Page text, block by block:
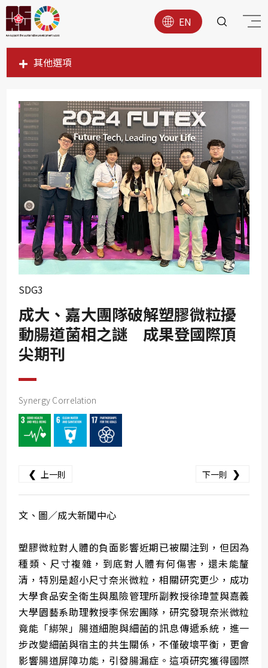
EN
其他選項
SDG1
SDG3
SDG4
SDG5
SDG6
SDG7
SDG9
SDG10
SDG12
SDG13
SDG3
成大、嘉大團隊破解塑膠微粒擾
動腸道菌相之謎 成果登國際頂
尖期刊
Synergy Correlation
❮ 上一則 下一則 ❯
文、圖／成大新聞中心
塑膠微粒對人體的負面影響近期已被關注到，但因為
種類、尺寸複雜，到底對人體有何傷害，還未能釐
清，特別是超小尺寸奈米微粒，相關研究更少，成功
大學食品安全衛生與風險管理所副教授徐瑋萱與嘉義
大學園藝系助理教授李保宏團隊，研究發現奈米微粒
竟能「綁架」腸道細胞與細菌的訊息傳遞系統，進一
步改變細菌與宿主的共生關係，不僅破壞平衡，更會
影響腸道屏障功能，引發腸漏症。這項研究獲得國際